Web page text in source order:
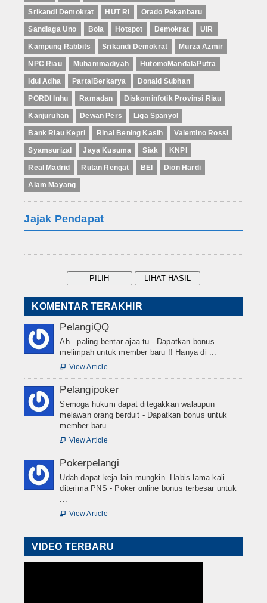
Srikandi Demokrat HUT RI Orado Pekanbaru
Sandiaga Uno Bola Hotspot Demokrat UIR
Kampung Rabbits Srikandi Demokrat Murza Azmir
NPC Riau Muhammadiyah HutomoMandalaPutra
Idul Adha PartaiBerkarya Donald Subhan
PORDI Inhu Ramadan Diskominfotik Provinsi Riau
Kanjuruhan Dewan Pers Liga Spanyol
Bank Riau Kepri Rinai Bening Kasih Valentino Rossi
Syamsurizal Jaya Kusuma Siak KNPI
Real Madrid Rutan Rengat BEI Dion Hardi
Alam Mayang
Jajak Pendapat
KOMENTAR TERAKHIR
PelangiQQ
Ah.. paling bentar ajaa tu - Dapatkan bonus
melimpah untuk member baru !! Hanya di ...
 View Article
Pelangipoker
Semoga hukum dapat ditegakkan walaupun
melawan orang berduit - Dapatkan bonus untuk
member baru ...
 View Article
Pokerpelangi
Udah dapat keja lain mungkin. Habis lama kali
diterima PNS - Poker online bonus terbesar untuk
...
 View Article
VIDEO TERBARU